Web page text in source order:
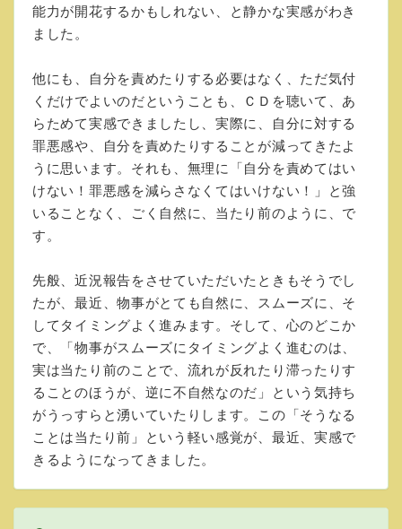
能力が開花するかもしれない、と静かな実感がわき
ました。
他にも、自分を責めたりする必要はなく、ただ気付
くだけでよいのだということも、ＣＤを聴いて、あ
らためて実感できましたし、実際に、自分に対する
罪悪感や、自分を責めたりすることが減ってきたよ
うに思います。それも、無理に「自分を責めてはい
けない！罪悪感を減らさなくてはいけない！」と強
いることなく、ごく自然に、当たり前のように、で
す。
先般、近況報告をさせていただいたときもそうでし
たが、最近、物事がとても自然に、スムーズに、そ
してタイミングよく進みます。そして、心のどこか
で、「物事がスムーズにタイミングよく進むのは、
実は当たり前のことで、流れが反れたり滞ったりす
ることのほうが、逆に不自然なのだ」という気持ち
がうっすらと湧いていたりします。この「そうなる
ことは当たり前」という軽い感覚が、最近、実感で
きるようになってきました。